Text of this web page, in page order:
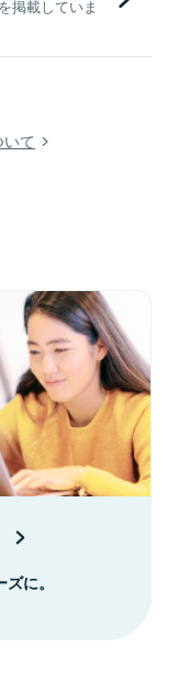
掲載していま
て
に。